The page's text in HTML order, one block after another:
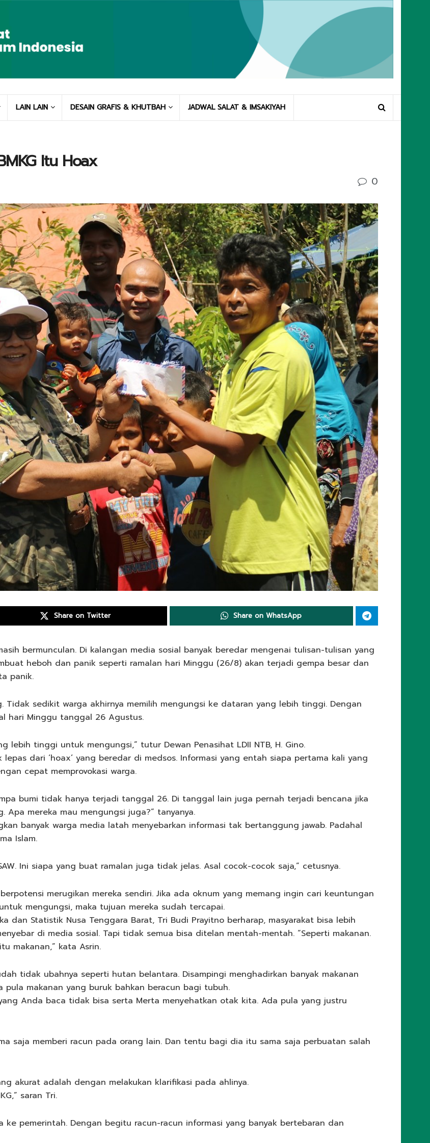
LAIN LAIN DESAIN GRAFIS & KHUTBAH JADWAL SALAT & IMSAKIYAH
Itu Hoax
0
Share on Twitter Share on WhatsApp
bermunculan. Di kalangan media sosial banyak beredar mengenai tulisan-tulisan yang
heboh dan panik seperti ramalan hari Minggu (26/8) akan terjadi gempa besar dan
panik.
sedikit warga akhirnya memilih mengungsi ke dataran yang lebih tinggi. Dengan
hari Minggu tanggal 26 Agustus.
tinggi untuk mengungsi,” tutur Dewan Penasihat LDII NTB, H. Gino.
dari ‘hoax’ yang beredar di medsos. Informasi yang entah siapa pertama kali yang
cepat memprovokasi warga.
bumi tidak hanya terjadi tanggal 26. Di tanggal lain juga pernah terjadi bencana jika
mereka mau mengungsi juga?” tanyanya.
banyak warga media latah menyebarkan informasi tak bertanggung jawab. Padahal
Islam.
Ini siapa yang buat ramalan juga tidak jelas. Asal cocok-cocok saja,” cetusnya.
merugikan mereka sendiri. Jika ada oknum yang memang ingin cari keuntungan
mengungsi, maka tujuan mereka sudah tercapai.
dan Statistik Nusa Tenggara Barat, Tri Budi Prayitno berharap, masyarakat bisa lebih
di media sosial. Tapi tidak semua bisa ditelan mentah-mentah. “Seperti makanan.
makanan,” kata Asrin.
tidak ubahnya seperti hutan belantara. Disampingi menghadirkan banyak makanan
makanan yang buruk bahkan beracun bagi tubuh.
Anda baca tidak bisa serta Merta menyehatkan otak kita. Ada pula yang justru
saja memberi racun pada orang lain. Dan tentu bagi dia itu sama saja perbuatan salah
akurat adalah dengan melakukan klarifikasi pada ahlinya.
saran Tri.
pemerintah. Dengan begitu racun-racun informasi yang banyak bertebaran dan